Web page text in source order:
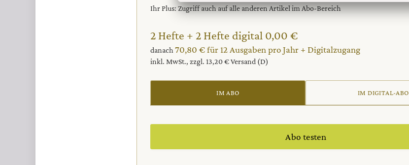
Ihr Plus: Zugriff auch auf alle anderen Artikel im Abo-Bereich
2 Hefte + 2 Hefte digital 0,00 €
danach 70,80 € für 12 Ausgaben pro Jahr + Digitalzugang
inkl. MwSt., zzgl. 13,20 € Versand (D)
IM ABO IM DIGITAL-ABO
Abo testen